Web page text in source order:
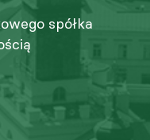
spółka